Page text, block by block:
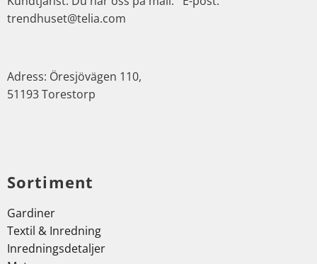
trendhuset@telia.com
Adress: Öresjövägen 110,
51193 Torestorp
Sortiment
Gardiner
Textil & Inredning
Inredningsdetaljer